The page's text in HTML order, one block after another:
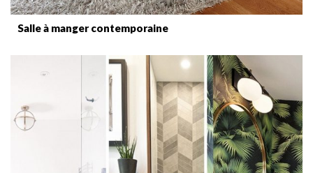
Salle à manger contemporaine